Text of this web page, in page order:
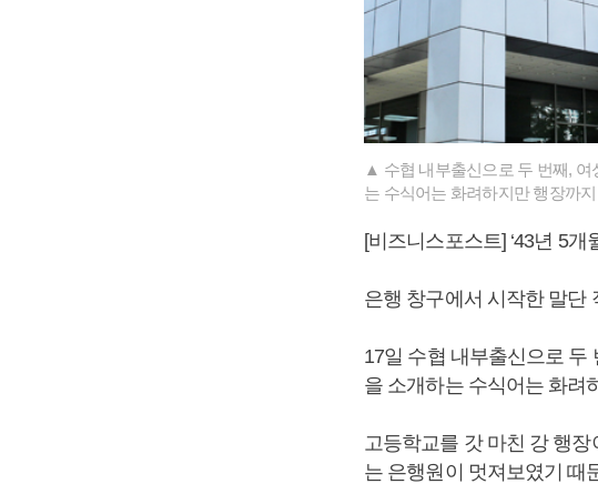
▲ 수협 내부출신으로 두 번째, 여
는 수식어는 화려하지만 행장까
[비즈니스포스트] ‘43년 5개
은행 창구에서 시작한 말단
17일 수협 내부출신으로 두
을 소개하는 수식어는 화려
고등학교를 갓 마친 강 행
는 은행원이 멋져보였기 때